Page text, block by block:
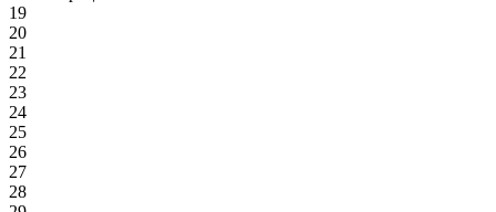
19
20
21
22
23
24
25
26
27
28